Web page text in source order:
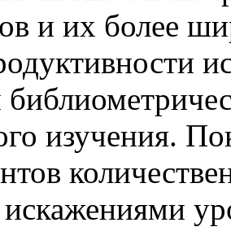
и их более
изучения.
искажениями